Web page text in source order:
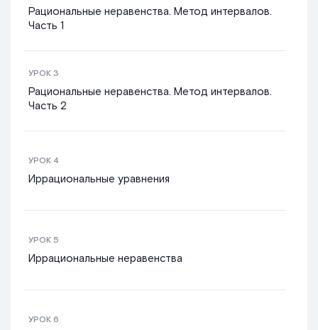
Рациональные неравенства. Метод интервалов.
Часть 1
УРОК 3
Рациональные неравенства. Метод интервалов.
Часть 2
УРОК 4
Иррациональные уравнения
УРОК 5
Иррациональные неравенства
УРОК 6